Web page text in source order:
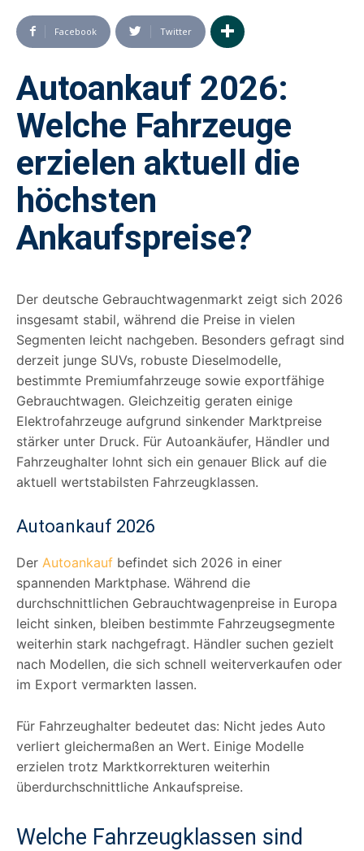
Facebook Twitter
Autoankauf 2026:
Welche Fahrzeuge
erzielen aktuell die
höchsten
Ankaufspreise?
Der deutsche Gebrauchtwagenmarkt zeigt sich 2026
insgesamt stabil, während die Preise in vielen
Segmenten leicht nachgeben. Besonders gefragt sind
derzeit junge SUVs, robuste Dieselmodelle,
bestimmte Premiumfahrzeuge sowie exportfähige
Gebrauchtwagen. Gleichzeitig geraten einige
Elektrofahrzeuge aufgrund sinkender Marktpreise
stärker unter Druck. Für Autoankäufer, Händler und
Fahrzeughalter lohnt sich ein genauer Blick auf die
aktuell wertstabilsten Fahrzeugklassen.
Autoankauf 2026
Der Autoankauf befindet sich 2026 in einer
spannenden Marktphase. Während die
durchschnittlichen Gebrauchtwagenpreise in Europa
leicht sinken, bleiben bestimmte Fahrzeugsegmente
weiterhin stark nachgefragt. Händler suchen gezielt
nach Modellen, die sich schnell weiterverkaufen oder
im Export vermarkten lassen.
Für Fahrzeughalter bedeutet das: Nicht jedes Auto
verliert gleichermaßen an Wert. Einige Modelle
erzielen trotz Marktkorrekturen weiterhin
überdurchschnittliche Ankaufspreise.
Welche Fahrzeugklassen sind